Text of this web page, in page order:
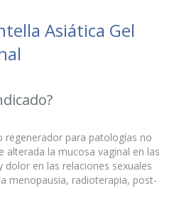
Asiática Gel
para patologías no
alterada la mucosa vaginal en las
dolor en las relaciones sexuales
menopausia, radioterapia, post-